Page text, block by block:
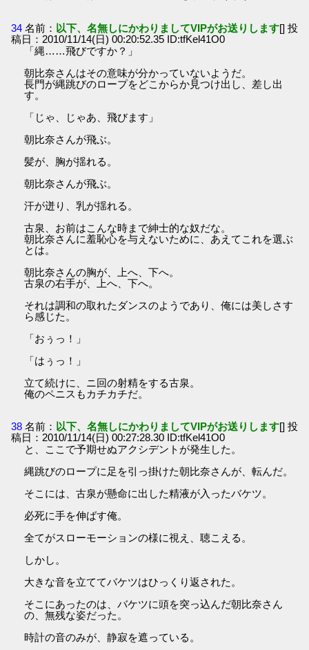
34 名前： 以下、名無しにかわりましてVIPがお送りします[] 投
稿日：2010/11/14(日) 00:20:52.35 ID:tfKel41O0
「縄……飛びですか？」
朝比奈さんはその意味が分かっていないようだ。
長門が縄跳びのロープをどこからか見つけ出し、差し出
す。
「じゃ、じゃあ、飛びます」
朝比奈さんが飛ぶ。
髪が、胸が揺れる。
朝比奈さんが飛ぶ。
汗が迸り、乳が揺れる。
古泉、お前はこんな時まで紳士的な奴だな。
朝比奈さんに羞恥心を与えないために、あえてこれを選ぶ
とは。
朝比奈さんの胸が、上へ、下へ。
古泉の右手が、上へ、下へ。
それは調和の取れたダンスのようであり、俺には美しさす
ら感じた。
「おぅっ！」
「はぅっ！」
立て続けに、ニ回の射精をする古泉。
俺のペニスもカチカチだ。
38 名前： 以下、名無しにかわりましてVIPがお送りします[] 投
稿日：2010/11/14(日) 00:27:28.30 ID:tfKel41O0
と、ここで予期せぬアクシデントが発生した。
縄跳びのロープに足を引っ掛けた朝比奈さんが、転んだ。
そこには、古泉が懸命に出した精液が入ったバケツ。
必死に手を伸ばす俺。
全てがスローモーションの様に視え、聴こえる。
しかし。
大きな音を立ててバケツはひっくり返された。
そこにあったのは、バケツに頭を突っ込んだ朝比奈さん
の、無残な姿だった。
時計の音のみが、静寂を遮っている。